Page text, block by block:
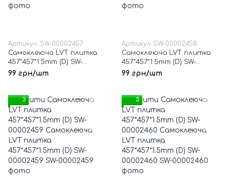
Артикул: SW-00002457
Самоклеюча LVT плитка
457*457*1.5mm (D) SW-
00002457
99 грн/шт
Артикул: SW-00002458
Самоклеюча LVT плитка
457*457*1.5mm (D) SW-
00002458
99 грн/шт
3 3